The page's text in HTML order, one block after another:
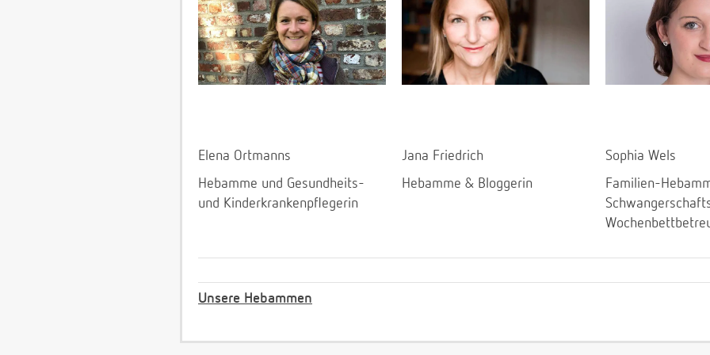
Elena Ortmanns
Hebamme und Gesundheits-
und Kinderkrankenpflegerin
Jana Friedrich
Hebamme & Bloggerin
Sophia Wels
Familien-
Unsere Hebammen